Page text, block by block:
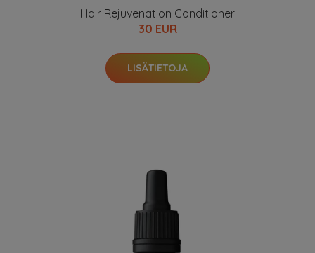
Hair Rejuvenation Conditioner
30 EUR
LISÄTIETOJA